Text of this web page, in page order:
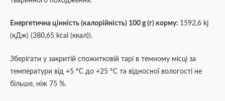
Енергетична цінність (калорійність) 100 g (г) корму: 1592,6 kj
(кДж) (380,65 kcal (ккал)).
Зберігати у закритій спожитковій тарі в темному місці за
температури від +5 ºС до +25 ºС та відносної вологості не
більше, ніж 75 %.